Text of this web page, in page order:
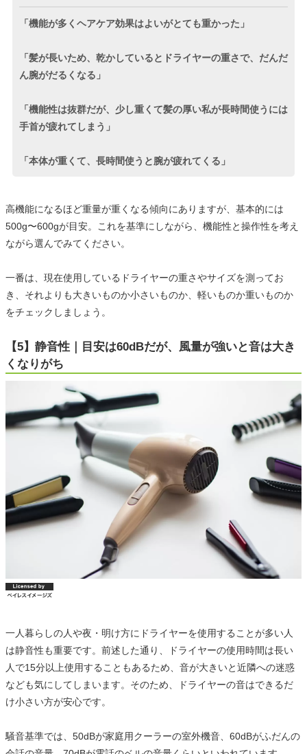
「機能が多くヘアケア効果はよいがとても重かった」
「髪が長いため、乾かしているとドライヤーの重さで、だんだ
ん腕がだるくなる」
「機能性は抜群だが、少し重くて髪の厚い私が長時間使うには
手首が疲れてしまう」
「本体が重くて、長時間使うと腕が疲れてくる」
高機能になるほど重量が重くなる傾向にありますが、基本的には
500g〜600gが目安。これを基準にしながら、機能性と操作性を考え
ながら選んでみてください。
一番は、現在使用しているドライヤーの重さやサイズを測ってお
き、それよりも大きいものか小さいものか、軽いものか重いものか
をチェックしましょう。
【5】静音性｜目安は60dBだが、風量が強いと音は大き
くなりがち
一人暮らしの人や夜・明け方にドライヤーを使用することが多い人
は静音性も重要です。前述した通り、ドライヤーの使用時間は長い
人で15分以上使用することもあるため、音が大きいと近隣への迷惑
なども気にしてしまいます。そのため、ドライヤーの音はできるだ
け小さい方が安心です。
騒音基準では、50dBが家庭用クーラーの室外機音、60dBがふだんの